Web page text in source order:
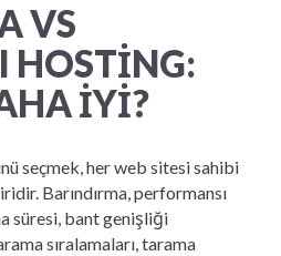
VS
HOSTING:
IYI?
seçmek, her web sitesi sahibi
Barındırma, performansı
süresi, bant genişliği
sıralamaları, tarama